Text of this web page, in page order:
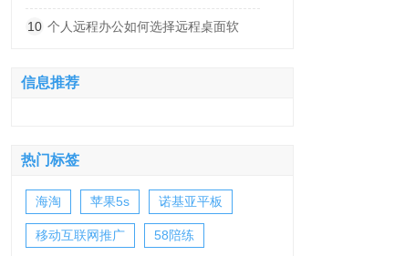
会暨60-80年代梅县地区军分区丰顺武装
10 个人远程办公如何选择远程桌面软
信息推荐
热门标签
海淘 苹果5s 诺基亚平板
移动互联网推广 58陪练